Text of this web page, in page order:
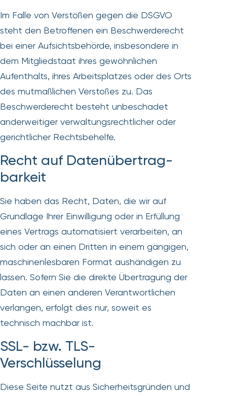
Im Falle von Verstößen gegen die DSGVO
steht den Betroffenen ein Beschwerderecht
bei einer Aufsichtsbehörde, insbesondere in
dem Mitgliedstaat ihres gewöhnlichen
Aufenthalts, ihres Arbeitsplatzes oder des Orts
des mutmaßlichen Verstoßes zu. Das
Beschwerderecht besteht unbeschadet
anderweitiger verwaltungsrechtlicher oder
gerichtlicher Rechtsbehelfe.
Recht auf Daten­übertrag­
barkeit
Sie haben das Recht, Daten, die wir auf
Grundlage Ihrer Einwilligung oder in Erfüllung
eines Vertrags automatisiert verarbeiten, an
sich oder an einen Dritten in einem gängigen,
maschinenlesbaren Format aushändigen zu
lassen. Sofern Sie die direkte Übertragung der
Daten an einen anderen Verantwortlichen
verlangen, erfolgt dies nur, soweit es
technisch machbar ist.
SSL- bzw. TLS-
Verschlüsselung
Diese Seite nutzt aus Sicherheitsgründen und